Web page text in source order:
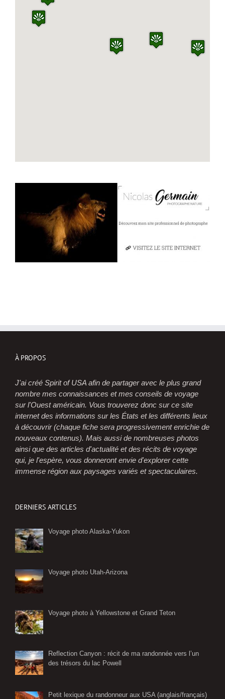
À PROPOS
J'ai créé Spirit of USA afin de partager avec le plus grand
nombre mes connaissances et mes conseils de voyage
sur l'Ouest américain. Vous trouverez donc sur ce site
internet des informations sur les États et les différents lieux
à découvrir (chaque fiche sera progressivement enrichie de
nouveaux contenus). Mais aussi de nombreuses photos
ainsi que des articles d'actualité et des récits de voyage
qui, je l'espère, vous donneront envie d'explorer cette
immense région aux paysages variés et spectaculaires.
DERNIERS ARTICLES
Voyage photo Alaska-Yukon
Voyage photo Utah-Arizona
Voyage photo à Yellowstone et Grand Teton
Reflection Canyon : récit de ma randonnée vers l’un
des trésors du lac Powell
Petit lexique du randonneur aux USA (anglais/français)